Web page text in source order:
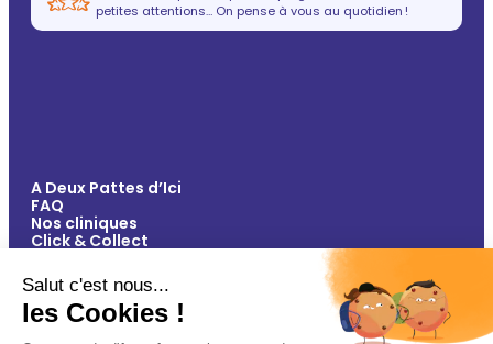
petites attentions… On pense à vous au quotidien !
A Deux Pattes d’Ici
FAQ
Nos cliniques
Click & Collect
Vos avantages
Conseils
Paiement 100% sécurisé